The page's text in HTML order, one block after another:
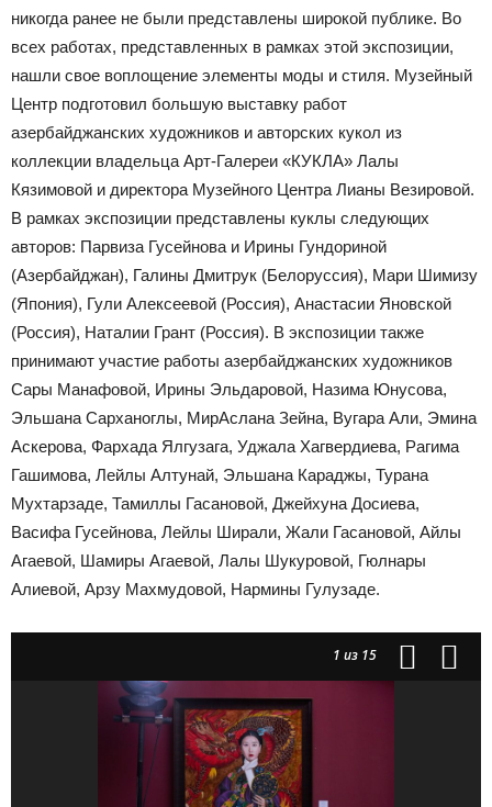
никогда ранее не были представлены широкой публике. Во
всех работах, представленных в рамках этой экспозиции,
нашли свое воплощение элементы моды и стиля. Музейный
Центр подготовил большую выставку работ
азербайджанских художников и авторских кукол из
коллекции владельца Арт-Галереи «КУКЛА» Лалы
Кязимовой и директора Музейного Центра Лианы Везировой.
В рамках экспозиции представлены куклы следующих
авторов: Парвиза Гусейнова и Ирины Гундориной
(Азербайджан), Галины Дмитрук (Белоруссия), Мари Шимизу
(Япония), Гули Алексеевой (Россия), Анастасии Яновской
(Россия), Наталии Грант (Россия). В экспозиции также
принимают участие работы азербайджанских художников
Сары Манафовой, Ирины Эльдаровой, Назима Юнусова,
Эльшана Сарханоглы, МирАслана Зейна, Вугара Али, Эмина
Аскерова, Фархада Ялгузага, Уджала Хагвердиева, Рагима
Гашимова, Лейлы Алтунай, Эльшана Караджы, Турана
Мухтарзаде, Тамиллы Гасановой, Джейхуна Досиева,
Васифа Гусейнова, Лейлы Ширали, Жали Гасановой, Айлы
Агаевой, Шамиры Агаевой, Лалы Шукуровой, Гюлнары
Алиевой, Арзу Махмудовой, Нармины Гулузаде.
1 из 15